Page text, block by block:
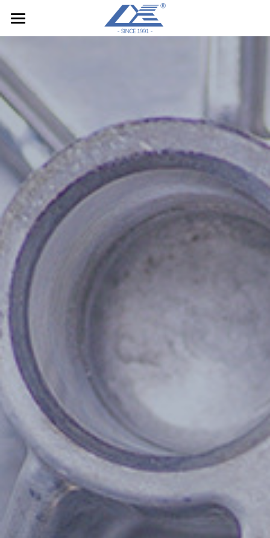
首页
发展历史
生产团队
企业理念
技术中心
产品中心
产品分类
合作伙伴
工厂参观
春晓一工厂
大碶二工厂
安徽三工厂
生产设施
简体中文